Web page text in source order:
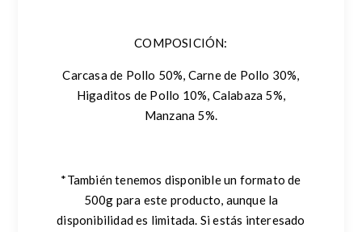
COMPOSICIÓN:
Carcasa de Pollo 50%, Carne de Pollo 30%,
Higaditos de Pollo 10%, Calabaza 5%,
Manzana 5%.
*También tenemos disponible un formato de
500g para este producto, aunque la
disponibilidad es limitada. Si estás interesado